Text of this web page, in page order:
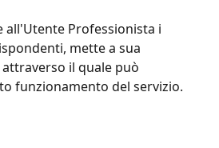
all'Utente Professionista i
mette a sua
il quale può
funzionamento del servizio.